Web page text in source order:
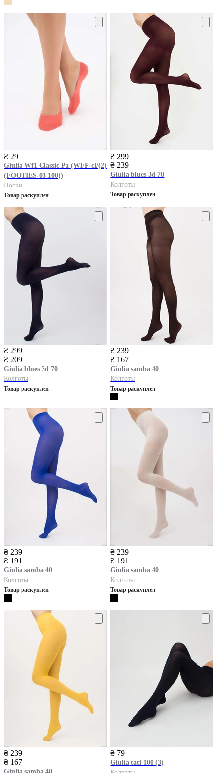
₴ 29
Giulia Wf1 Classic Pa (WFP-cl/(2)
(FOOTIES-03 100))
Носки
Товар раскуплен
₴ 299
₴ 239
Giulia blues 3d 70
Колготы
Товар раскуплен
₴ 299
₴ 209
Giulia blues 3d 70
Колготы
Товар раскуплен
₴ 239
₴ 167
Giulia samba 40
Колготы
Товар раскуплен
₴ 239
₴ 191
Giulia samba 40
Колготы
Товар раскуплен
₴ 239
₴ 191
Giulia samba 40
Колготы
Товар раскуплен
₴ 239
₴ 167
Giulia samba 40
₴ 79
Giulia tati 100 (3)